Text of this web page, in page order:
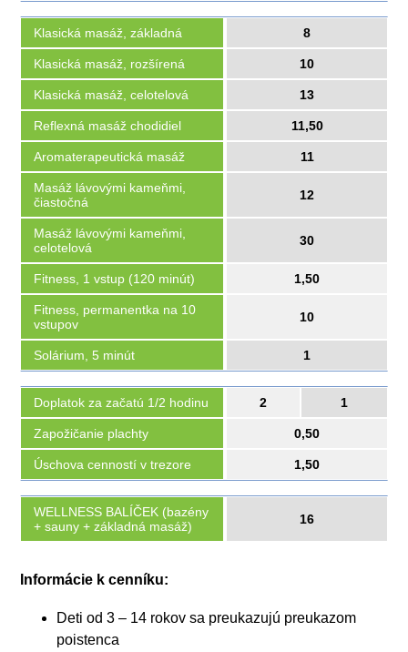
Klasická masáž, základná 8
Klasická masáž, rozšírená 10
Klasická masáž, celotelová 13
Reflexná masáž chodidiel 11,50
Aromaterapeutická masáž 11
Masáž lávovými kameňmi,
čiastočná
12
Masáž lávovými kameňmi,
celotelová
30
Fitness, 1 vstup (120 minút) 1,50
Fitness, permanentka na 10
vstupov
10
Solárium, 5 minút 1
Doplatok za začatú 1/2 hodinu 2 1
Zapožičanie plachty 0,50
Úschova cenností v trezore 1,50
WELLNESS BALÍČEK (bazény
+ sauny + základná masáž)
16
Informácie k cenníku:
Deti od 3 – 14 rokov sa preukazujú preukazom
poistenca